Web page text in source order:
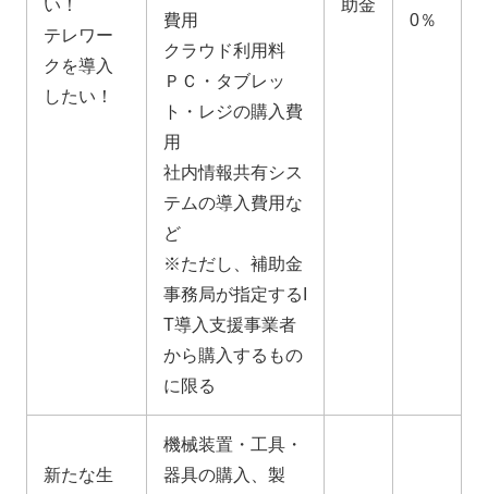
い！
テレワー
クを導入
したい！
費用
クラウド利用料
ＰＣ・タブレッ
ト・レジの購入費
用
社内情報共有シス
テムの導入費用な
ど
※ただし、補助金
事務局が指定するI
T導入支援事業者
から購入するもの
に限る
助金
0％
新たな生
機械装置・工具・
器具の購入、製